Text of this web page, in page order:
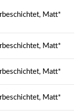
Matt*
Matt*
Matt*
Matt*